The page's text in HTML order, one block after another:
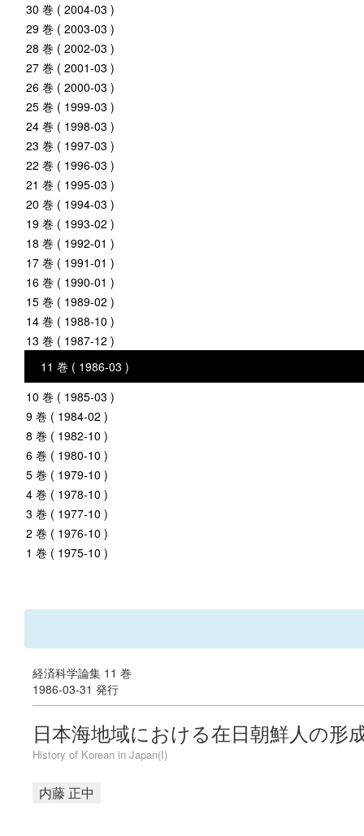
30 巻 ( 2004-03 )
29 巻 ( 2003-03 )
28 巻 ( 2002-03 )
27 巻 ( 2001-03 )
26 巻 ( 2000-03 )
25 巻 ( 1999-03 )
24 巻 ( 1998-03 )
23 巻 ( 1997-03 )
22 巻 ( 1996-03 )
21 巻 ( 1995-03 )
20 巻 ( 1994-03 )
19 巻 ( 1993-02 )
18 巻 ( 1992-01 )
17 巻 ( 1991-01 )
16 巻 ( 1990-01 )
15 巻 ( 1989-02 )
14 巻 ( 1988-10 )
13 巻 ( 1987-12 )
11 巻 ( 1986-03 )
10 巻 ( 1985-03 )
9 巻 ( 1984-02 )
8 巻 ( 1982-10 )
6 巻 ( 1980-10 )
5 巻 ( 1979-10 )
4 巻 ( 1978-10 )
3 巻 ( 1977-10 )
2 巻 ( 1976-10 )
1 巻 ( 1975-10 )
経済科学論集 11 巻
1986-03-31 発行
日本海地域における在日朝鮮人の形
History of Korean in Japan(I)
内藤 正中